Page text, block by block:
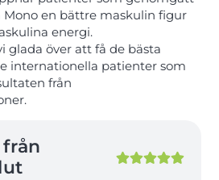
en bättre maskulin figur
energi.
glada över att få de bästa
internationella patienter som
från